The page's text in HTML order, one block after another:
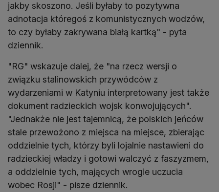
jakby skoszono. Jeśli byłaby to pozytywna
adnotacja któregoś z komunistycznych wodzów,
to czy byłaby zakrywana białą kartką" - pyta
dziennik.
"RG" wskazuje dalej, że "na rzecz wersji o
związku stalinowskich przywódców z
wydarzeniami w Katyniu interpretowany jest także
dokument radzieckich wojsk konwojujących".
"Jednakże nie jest tajemnicą, że polskich jeńców
stale przewożono z miejsca na miejsce, zbierając
oddzielnie tych, którzy byli lojalnie nastawieni do
radzieckiej władzy i gotowi walczyć z faszyzmem,
a oddzielnie tych, mających wrogie uczucia
wobec Rosji" - pisze dziennik.